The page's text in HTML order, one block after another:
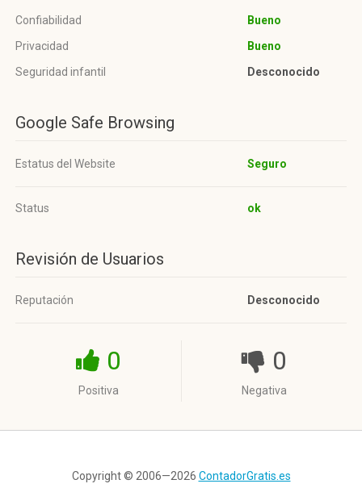
Confiabilidad
Bueno
Privacidad
Bueno
Seguridad infantil
Desconocido
Google Safe Browsing
Estatus del Website Seguro
Status ok
Revisión de Usuarios
Reputación Desconocido
0
Positiva
0
Negativa
Copyright © 2006—2026 ContadorGratis.es